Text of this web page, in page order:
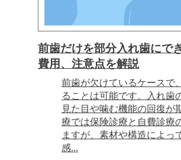
前歯だけを部分入れ歯にで
費用、注意点を解説
前歯が欠けているケースで
ることは可能です。入れ歯
見た目や噛む機能の回復が
療では保険診療と自費診療
ますが、素材や構造によっ
感...